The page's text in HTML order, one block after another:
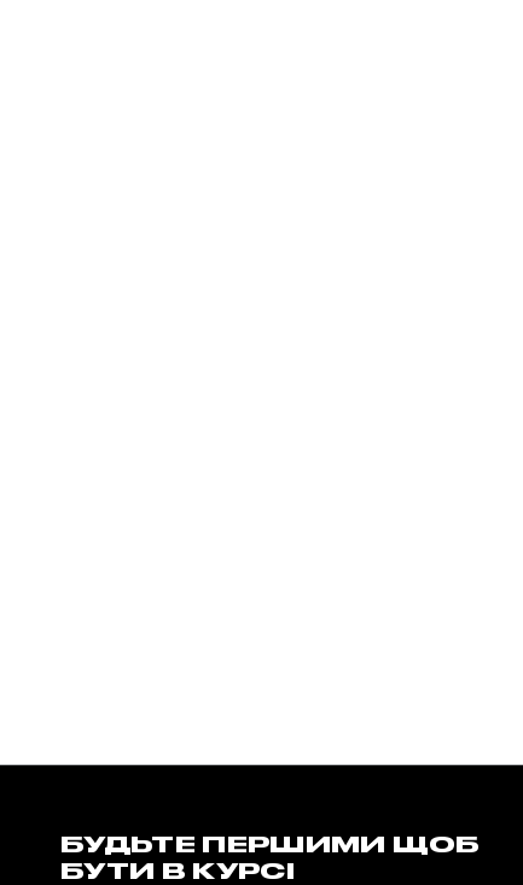
БУДЬТЕ ПЕРШИМИ ЩОБ
БУТИ В КУРСІ